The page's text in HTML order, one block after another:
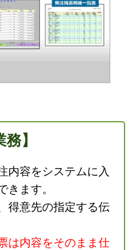
】
内容をシステムに入
ます。
得意先の指定する伝
は内容をそのまま仕